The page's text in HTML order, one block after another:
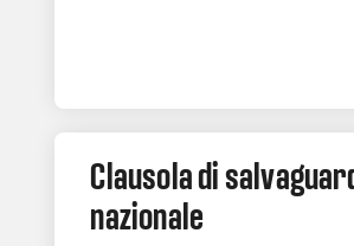
Clausola di
nazionale